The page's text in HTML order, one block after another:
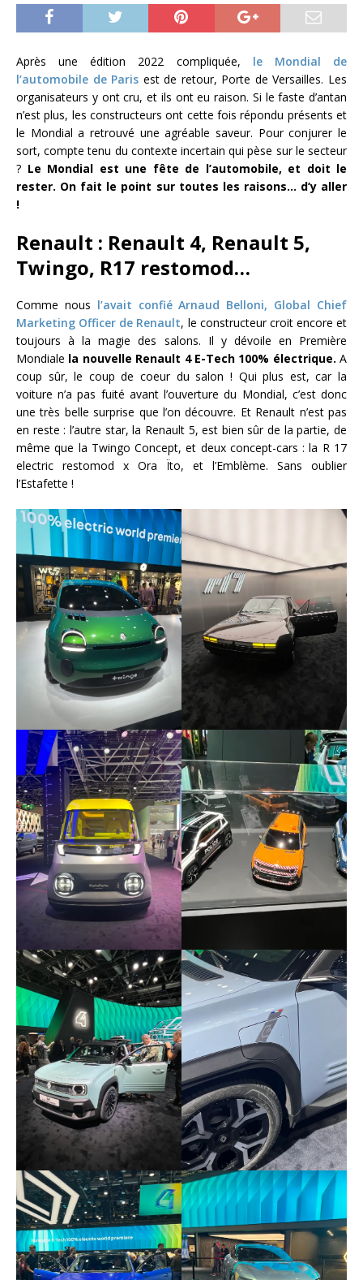
Après une édition 2022 compliquée, le Mondial de
l’automobile de Paris est de retour, Porte de Versailles. Les
organisateurs y ont cru, et ils ont eu raison. Si le faste d’antan
n’est plus, les constructeurs ont cette fois répondu présents et
le Mondial a retrouvé une agréable saveur. Pour conjurer le
sort, compte tenu du contexte incertain qui pèse sur le secteur
? Le Mondial est une fête de l’automobile, et doit le
rester. On fait le point sur toutes les raisons… d’y aller
!
Renault : Renault 4, Renault 5,
Twingo, R17 restomod…
Comme nous l’avait confié Arnaud Belloni, Global Chief
Marketing Officer de Renault, le constructeur croit encore et
toujours à la magie des salons. Il y dévoile en Première
Mondiale la nouvelle Renault 4 E-Tech 100% électrique. A
coup sûr, le coup de coeur du salon ! Qui plus est, car la
voiture n’a pas fuité avant l’ouverture du Mondial, c’est donc
une très belle surprise que l’on découvre. Et Renault n’est pas
en reste : l’autre star, la Renault 5, est bien sûr de la partie, de
même que la Twingo Concept, et deux concept-cars : la R 17
electric restomod x Ora Ïto, et l’Emblème. Sans oublier
l’Estafette !